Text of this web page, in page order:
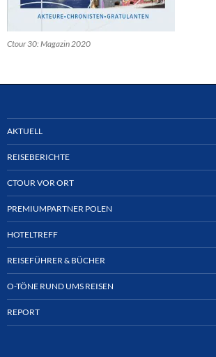
Ctour 30: Magazin 2020
AKTUELL
REISEBERICHTE
CTOUR VOR ORT
PREMIUMPARTNER POLEN
HOTELTREFF
REISEFÜHRER & BÜCHER
O-TÖNE RUND UMS REISEN
REPORT